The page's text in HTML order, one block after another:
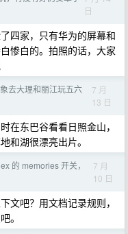
日
四家，只有华为的屏幕和
惨白的。拍照的话，大家
去大理和丽江玩五六
7 月
13 日
在东巴谷看看日照金山，
和湖很漂亮出片。
的 memories 开关，
7 月
10 日
文吧？用文档记录规则，
。